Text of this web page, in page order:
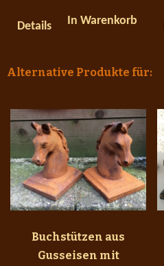
Details In Warenkorb
Alternative Produkte für:
Buchstützen aus
Gusseisen mit